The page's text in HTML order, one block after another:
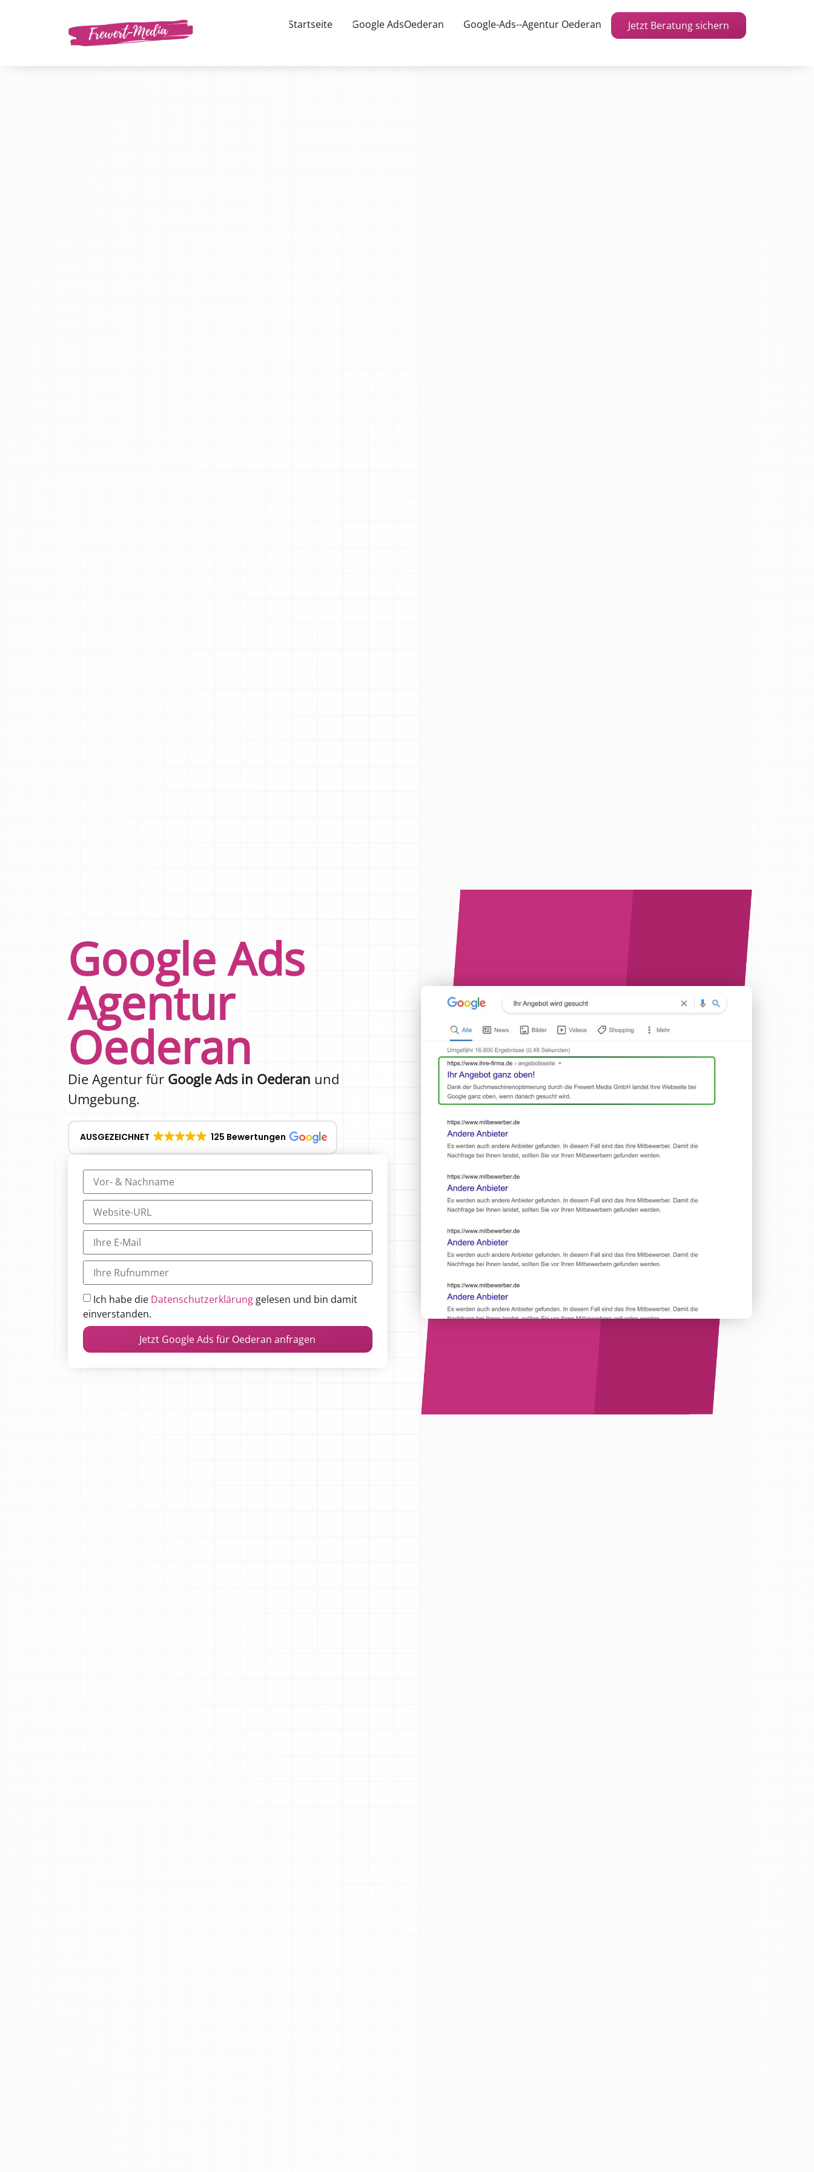
Startseite Google AdsOederan Google-Ads--Agentur Oederan Jetzt Beratung sichern
Google Ads
Agentur
Oederan
Die Agentur für Google Ads in Oederan und
Umgebung.
AUSGEZEICHNET 125 Bewertungen
Ich habe die Datenschutzerklärung gelesen und bin damit
einverstanden.
Jetzt Google Ads für Oederan anfragen